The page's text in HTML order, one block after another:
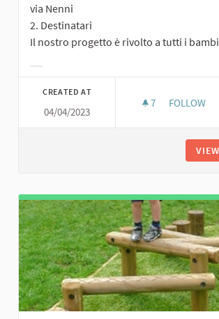
via Nenni
2. Destinatari
Il nostro progetto è rivolto a tutti i
CREATED AT
04/04/2023
7 7 FOLLOWERS
FOLLOW